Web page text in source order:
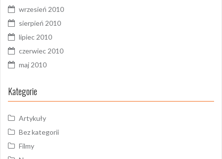
wrzesień 2010
sierpień 2010
lipiec 2010
czerwiec 2010
maj 2010
Kategorie
Artykuły
Bez kategorii
Filmy